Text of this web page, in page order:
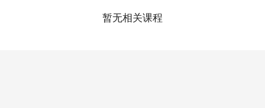
暂无相关课程